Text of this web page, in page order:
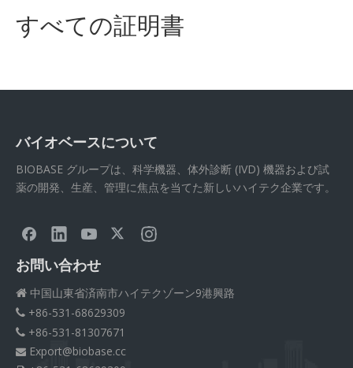
すべての証明書
バイオベースについて
BIOBASE グループは、科学機器、体外診断 (IVD) 機器および試
薬の開発、生産、管理に焦点を当てた新しいハイテク企業です。
お問い合わせ
 中国山東省済南市ハイテクゾーン9港興路
 +86-531-68629309
 +86-531-81307671
 Export@biobase.cc